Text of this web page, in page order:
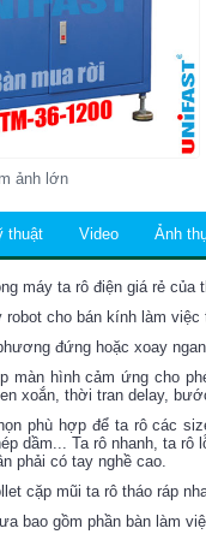
ảnh lớn
thuật Video Ảnh
máy ta rô điện giá rẻ
cho bán kính làm
đứng hoặc xoay
màn hình cảm ứng cho
xoắn, thời tran delay,
phù hợp để ta rô các
dầm... Ta rô nhanh, ta
phải có tay nghề cao.
cặp mũi ta rô tháo ráp
bao gồm phần bàn làm